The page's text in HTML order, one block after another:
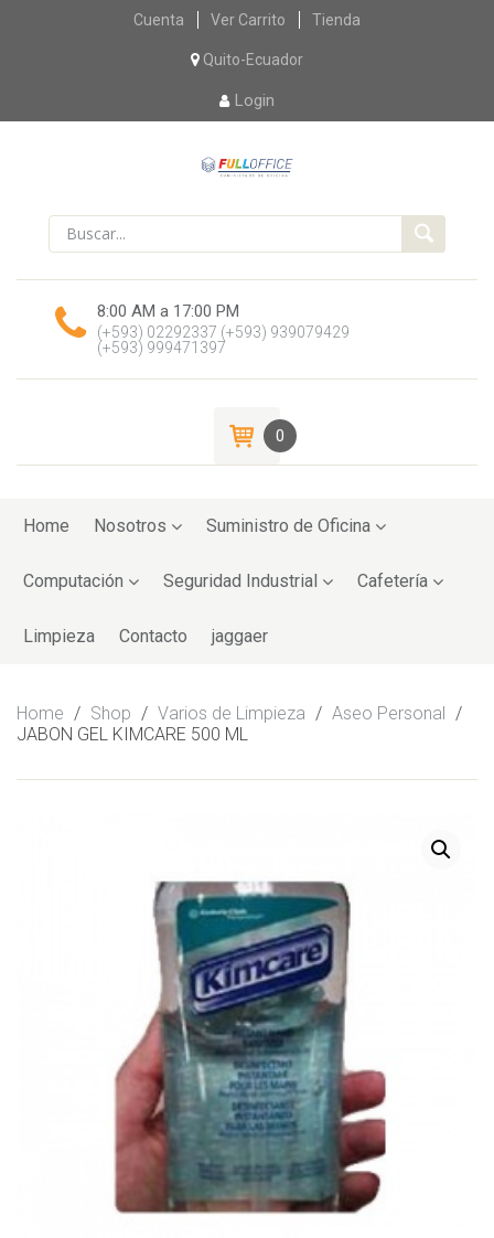
Skip
content
Cuenta Ver Carrito Tienda
Quito-Ecuador
Login
8:00 AM a 17:00 PM
(+593) 02292337 (+593) 939079429
(+593) 999471397
0
toHome Nosotros Suministro de Oficina
Computación Seguridad Industrial Cafetería
Limpieza Contacto jaggaer
Home / Shop / Varios de Limpieza / Aseo Personal
/
JABON GEL KIMCARE 500 ML